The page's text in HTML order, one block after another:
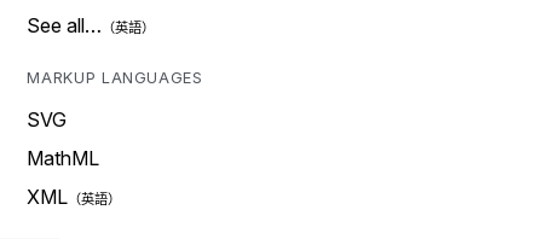
See all…
MARKUP LANGUAGES
SVG
MathML
XML